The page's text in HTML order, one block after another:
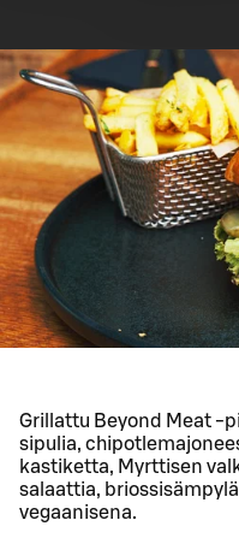
Grillattu Beyond Meat -
sipulia,
kastiketta, Myrttisen
salaattia,
vegaanisena.